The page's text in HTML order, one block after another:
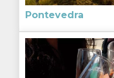
Pontevedra